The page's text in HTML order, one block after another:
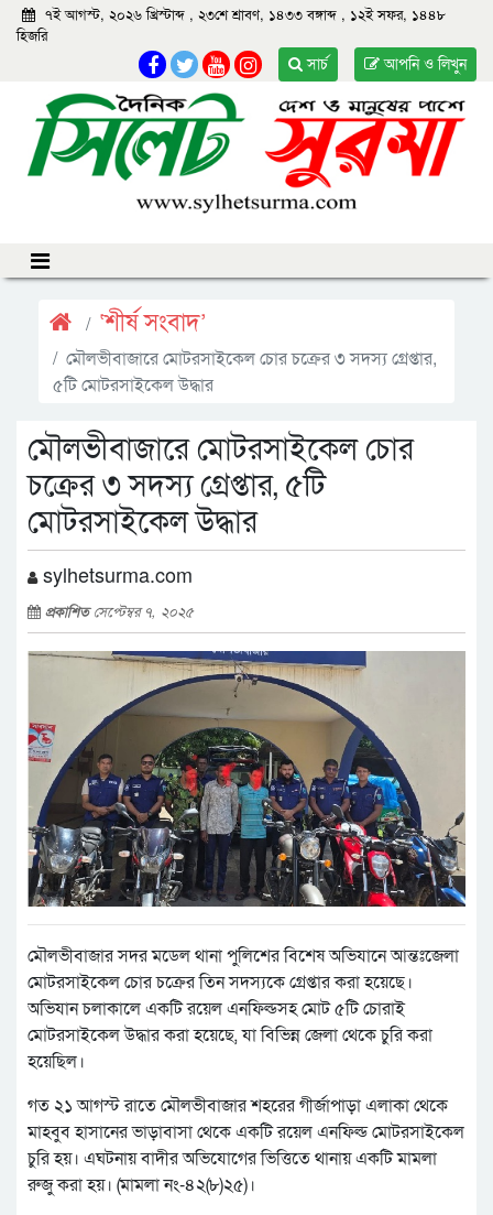
৭ই আগস্ট, ২০২৬ খ্রিস্টাব্দ , ২৩শে শ্রাবণ, ১৪৩৩ বঙ্গাব্দ , ১২ই সফর, ১৪৪৮
হিজরি
আপনি ও লিখুন
সার্চ
‘শীর্ষ সংবাদ’
মৌলভীবাজারে মোটরসাইকেল চোর চক্রের ৩ সদস্য গ্রেপ্তার,
৫টি মোটরসাইকেল উদ্ধার
মৌলভীবাজারে মোটরসাইকেল চোর
চক্রের ৩ সদস্য গ্রেপ্তার, ৫টি
মোটরসাইকেল উদ্ধার
sylhetsurma.com
প্রকাশিতসেপ্টেম্বর ৭, ২০২৫
মৌলভীবাজার সদর মডেল থানা পুলিশের বিশেষ অভিযানে আন্তঃজেলা
মোটরসাইকেল চোর চক্রের তিন সদস্যকে গ্রেপ্তার করা হয়েছে।
অভিযান চলাকালে একটি রয়েল এনফিল্ডসহ মোট ৫টি চোরাই
মোটরসাইকেল উদ্ধার করা হয়েছে, যা বিভিন্ন জেলা থেকে চুরি করা
হয়েছিল।
গত ২১ আগস্ট রাতে মৌলভীবাজার শহরের গীর্জাপাড়া এলাকা থেকে
মাহবুব হাসানের ভাড়াবাসা থেকে একটি রয়েল এনফিল্ড মোটরসাইকেল
চুরি হয়। এঘটনায় বাদীর অভিযোগের ভিত্তিতে থানায় একটি মামলা
রুজু করা হয়। (মামলা নং-৪২(৮)২৫)।